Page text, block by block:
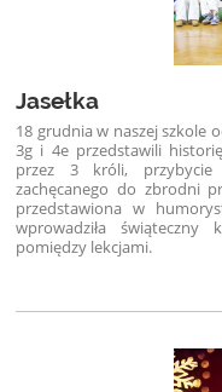
Jasełka
18 grudnia w naszej szkole
3g i 4e przedstawili
przez 3 króli, przybycie
zachęcanego do zbrodni
przedstawiona w
wprowadziła
pomiędzy lekcjami.